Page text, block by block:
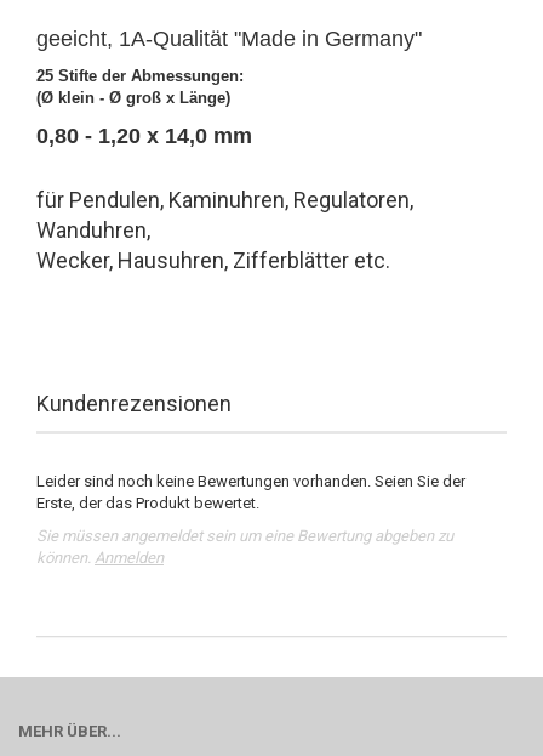
geeicht, 1A-Qualität "Made in Germany"
25 Stifte der Abmessungen:
(Ø klein - Ø groß x Länge)
0,80 - 1,20 x 14,0 mm
für Pendulen, Kaminuhren, Regulatoren,
Wanduhren,
Wecker, Hausuhren, Zifferblätter etc.
Kundenrezensionen
Leider sind noch keine Bewertungen vorhanden. Seien Sie der
Erste, der das Produkt bewertet.
Sie müssen angemeldet sein um eine Bewertung abgeben zu
können. Anmelden
MEHR ÜBER...